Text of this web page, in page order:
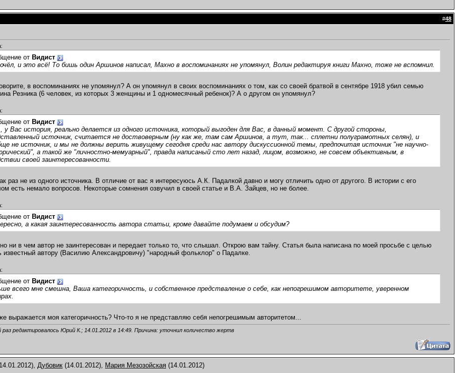
#48
от Видист
и это всё! То бишь один Аршинов написал, Махно в воспоминаниях не упомянул, Волин редактируя книги Махно, тоже не вспомнил.
в воспоминаниях не упомянул? А он упомянул в своих воспоминаниях о том, как со своей братвой в сентябре 1918 убил семью
Резника (6 человек, из которых 3 женщины и 1 одномесячный ребенок)? А о другом он упомянул?
от Видист
у Вас история, реально делается из одного источника, который выгоден для Вас, в данный момент. С другой стороны,
источник, считается не доствоверным (ну как же, там сам Аршинов, а тут, так... сплетни полуграмотных селян), и
не источник, и мы не должны верить живущему сегодня среди нас автору дискуссионной темы, предпочитая источник "не научно-
а такой же "личностно-мемуарный", правда написаный сто лет назад, лицом, возможно, не совсем объективным, в
своей заинтересованности.
раз не из одного источника. В отличие от вас я интересуюсь А.К. Падалкой давно и могу отличить одно от другого. В истории с его
есть немало вопросов. Некоторые сомнения озвучил в своей статье и В.А. Зайцев, но не более.
от Видист
а какая заинтересованность автора статьи, кроме давайте подумаем и обсудим?
ни в чем автор не заинтересован и передает только то, что слышал. Открою вам тайну. Статья была написана по моей просьбе с целью
известный автору (Василию Александровичу) "народный фольклор" о Падалке.
от Видист
всего мне смешна, Ваша категоричность, и собственное предстваление о себе, как непогрешимом авторитете, уверенном
выражается моя категоричность? Что-то я не представляю себя непогрешимым авторитетом...
раз редактировалось Юрий К.; 14.01.2012 в 14:49 . Причина: уточнил количество жертв
Дубовик (14.01.2012), Мария Мезозойская (14.01.2012)